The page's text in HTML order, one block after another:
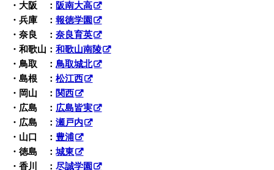
・大阪 ： 阪南大高
・兵庫 ：報徳学園
・奈良 ：奈良育英
・和歌山：和歌山南陵
・鳥取 ：鳥取城北
・島根 ：松江西
・岡山 ： 関西
・広島 ： 広島皆実
・広島 ：瀬戸内
・山口 ：豊浦
・徳島 ：城東
・香川 ：尽誠学園